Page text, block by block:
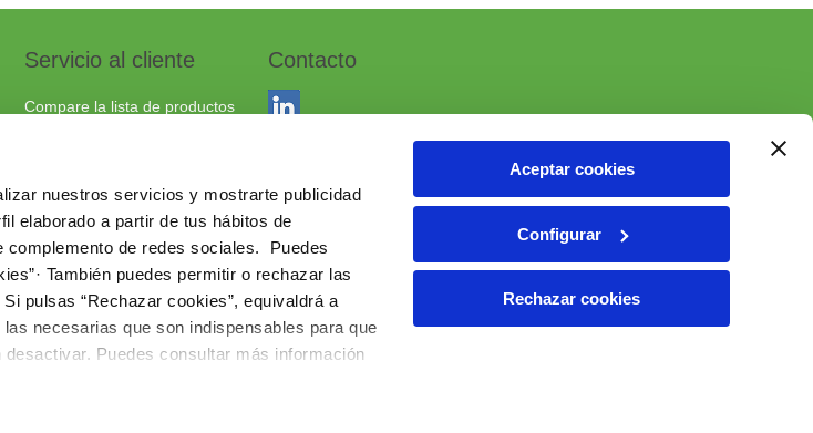
nuestros servicios y mostrarte publicidad
elaborado a partir de tus hábitos de
complemento de redes sociales. Puedes
También puedes permitir o rechazar las
pulsas “Rechazar cookies”, equivaldrá a
necesarias que son indispensables para que
Puedes consultar más información
Aceptar cookies
Configurar
Rechazar cookies
Servicio al cliente
Compare la lista de productos
Aviso Legal
Política de privacidad
Contacto
Dracma, 7 - Polígono Industrial Las Atalayas
03114 ALICANTE (España)
+34 966 10 55 01
comercial@ielab.es
www.ielab.es